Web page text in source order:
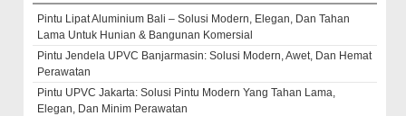
Pintu Lipat Aluminium Bali – Solusi Modern, Elegan, Dan Tahan
Lama Untuk Hunian & Bangunan Komersial
Pintu Jendela UPVC Banjarmasin: Solusi Modern, Awet, Dan Hemat
Perawatan
Pintu UPVC Jakarta: Solusi Pintu Modern Yang Tahan Lama,
Elegan, Dan Minim Perawatan